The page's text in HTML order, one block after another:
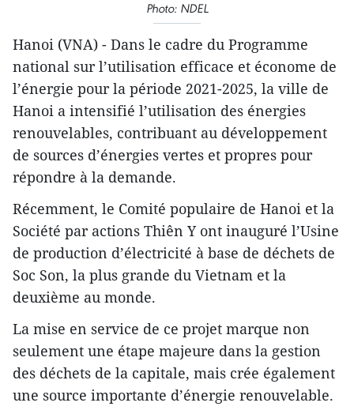
Photo: NDEL
Hanoi (VNA) - Dans le cadre du Programme
national sur l’utilisation efficace et économe de
l’énergie pour la période 2021-2025, la ville de
Hanoi a intensifié l’utilisation des énergies
renouvelables, contribuant au développement
de sources d’énergies vertes et propres pour
répondre à la demande.
Récemment, le Comité populaire de Hanoi et la
Société par actions Thiên Y ont inauguré l’Usine
de production d’électricité à base de déchets de
Soc Son, la plus grande du Vietnam et la
deuxième au monde.
La mise en service de ce projet marque non
seulement une étape majeure dans la gestion
des déchets de la capitale, mais crée également
une source importante d’énergie renouvelable.